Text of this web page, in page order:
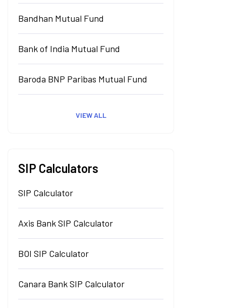
Bandhan Mutual Fund
Bank of India Mutual Fund
Baroda BNP Paribas Mutual Fund
VIEW ALL
SIP Calculators
SIP Calculator
Axis Bank SIP Calculator
BOI SIP Calculator
Canara Bank SIP Calculator